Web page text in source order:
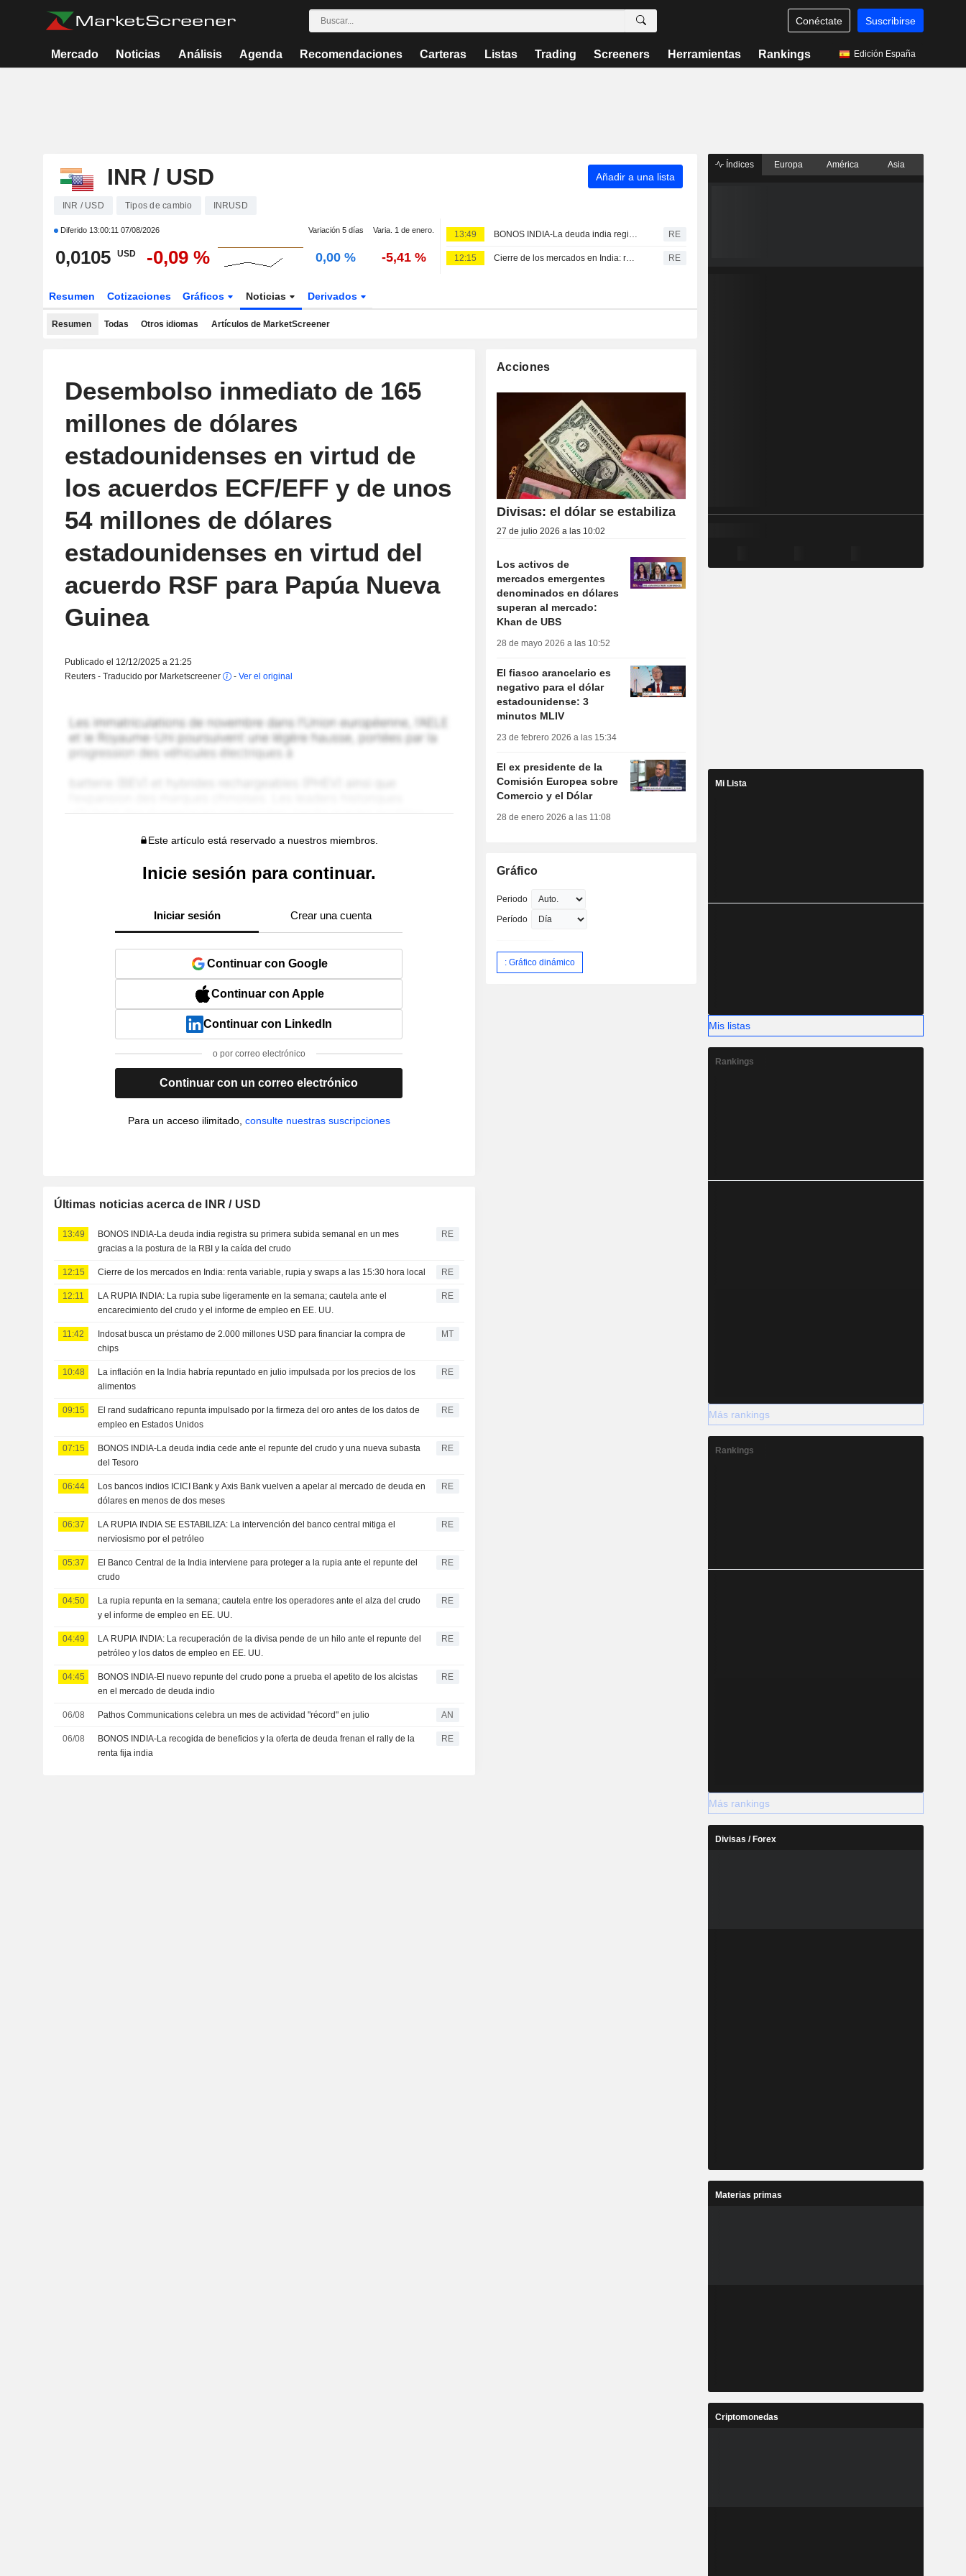
Conéctate Suscribirse
Mercado Noticias Análisis Agenda Recomendaciones Carteras Listas Trading Screeners Herramientas Rankings Edición España
INR / USD Añadir a una lista
INR / USD Tipos de cambio INRUSD
Diferido 13:00:11 07/08/2026 Variación 5 días Varia. 1 de enero.
0,0105 USD -0,09 % 0,00 % -5,41 %
13:49 BONOS INDIA-La deuda india registra su primera subida semanal en un mes gracias a la postura de la RBI y la caída del crudo RE
12:15 Cierre de los mercados en India: renta variable, rupia y swaps a las 15:30 hora local RE
Resumen Cotizaciones Gráficos Noticias Derivados
Resumen Todas Otros idiomas Artículos de MarketScreener
Desembolso inmediato de 165
millones de dólares
estadounidenses en virtud de
los acuerdos ECF/EFF y de unos
54 millones de dólares
estadounidenses en virtud del
acuerdo RSF para Papúa Nueva
Guinea
Publicado el 12/12/2025 a 21:25
Reuters - Traducido por Marketscreener
- Ver el original
Este artículo está reservado a nuestros miembros.
Inicie sesión para continuar.
Iniciar sesión Crear una cuenta
Continuar con Google
Continuar con Apple
Continuar con LinkedIn
o por correo electrónico
Continuar con un correo electrónico
Para un acceso ilimitado, consulte nuestras suscripciones
Últimas noticias acerca de INR / USD
13:49
BONOS INDIA-La deuda india registra su primera subida semanal en un mes
gracias a la postura de la RBI y la caída del crudo
RE
12:15 Cierre de los mercados en India: renta variable, rupia y swaps a las 15:30 hora local RE
12:11
LA RUPIA INDIA: La rupia sube ligeramente en la semana; cautela ante el
encarecimiento del crudo y el informe de empleo en EE. UU.
RE
11:42
Indosat busca un préstamo de 2.000 millones USD para financiar la compra de
chips
MT
10:48
La inflación en la India habría repuntado en julio impulsada por los precios de los
alimentos
RE
09:15
El rand sudafricano repunta impulsado por la firmeza del oro antes de los datos de
empleo en Estados Unidos
RE
07:15
BONOS INDIA-La deuda india cede ante el repunte del crudo y una nueva subasta
del Tesoro
RE
06:44
Los bancos indios ICICI Bank y Axis Bank vuelven a apelar al mercado de deuda en
dólares en menos de dos meses
RE
06:37
LA RUPIA INDIA SE ESTABILIZA: La intervención del banco central mitiga el
nerviosismo por el petróleo
RE
05:37
El Banco Central de la India interviene para proteger a la rupia ante el repunte del
crudo
RE
04:50
La rupia repunta en la semana; cautela entre los operadores ante el alza del crudo
y el informe de empleo en EE. UU.
RE
04:49
LA RUPIA INDIA: La recuperación de la divisa pende de un hilo ante el repunte del
petróleo y los datos de empleo en EE. UU.
RE
04:45
BONOS INDIA-El nuevo repunte del crudo pone a prueba el apetito de los alcistas
en el mercado de deuda indio
RE
06/08 Pathos Communications celebra un mes de actividad "récord" en julio AN
06/08
BONOS INDIA-La recogida de beneficios y la oferta de deuda frenan el rally de la
renta fija india
RE
Acciones
Divisas: el dólar se estabiliza
27 de julio 2026 a las 10:02
Los activos de
mercados emergentes
denominados en dólares
superan al mercado:
Khan de UBS
28 de mayo 2026 a las 10:52
El fiasco arancelario es
negativo para el dólar
estadounidense: 3
minutos MLIV
23 de febrero 2026 a las 15:34
El ex presidente de la
Comisión Europea sobre
Comercio y el Dólar
28 de enero 2026 a las 11:08
Gráfico
Periodo
Período
: Gráfico dinámico
Índices Europa América Asia
Mi Lista
Mis listas
Rankings
Más rankings
Rankings
Más rankings
Divisas / Forex
Materias primas
Criptomonedas